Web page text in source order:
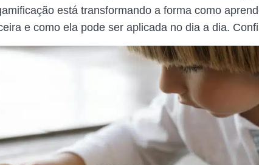
está transformando a forma como
e como ela pode ser aplicada no dia a dia.